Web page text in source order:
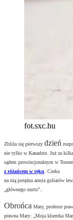
fot.sxc.hu
Zbliża się pierwszy dzień
nie tylko w Kanadzie. Już za
sądem prowincjonalnym w
z różańcem w ręku. Czeka
na nią potężna armia goliatów
„głównego nurtu”.
Obrońca Mary, profesor
prawna Mary: „Moja klientka